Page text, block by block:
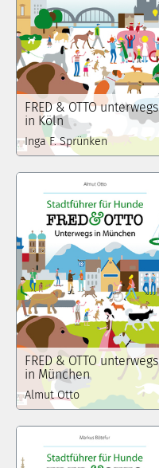
FRED & OTTO unterwegs
in Köln
Inga F. Sprünken
FRED & OTTO unterwegs
in München
Almut Otto